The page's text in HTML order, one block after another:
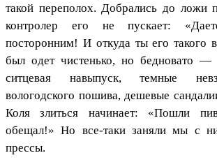
такой переполох. Добрались до ложи
контролер его не пускает:
посторонним! И откуда ты его такого
был одет чистенько, но бедновато —
ситцевая навыпуск, темные
вологодского пошива, дешевые
Коля злиться начинает: «Пошли
обещал!» Но все-таки заняли мы с
прессы.